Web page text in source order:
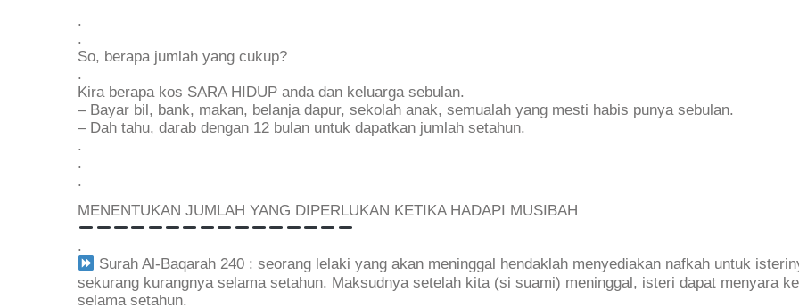
.
.
So, berapa jumlah yang cukup?
.
Kira berapa kos SARA HIDUP anda dan keluarga sebulan.
– Bayar bil, bank, makan, belanja dapur, sekolah anak, semualah yang mesti habis punya sebulan.
– Dah tahu, darab dengan 12 bulan untuk dapatkan jumlah setahun.
.
.
.
MENENTUKAN JUMLAH YANG DIPERLUKAN KETIKA HADAPI MUSIBAH
.
Surah Al-Baqarah 240 : seorang lelaki yang akan meninggal hendaklah menyediakan nafkah untuk
sekurang kurangnya selama setahun. Maksudnya setelah kita (si suami) meninggal, isteri dapat menyara
selama setahun.